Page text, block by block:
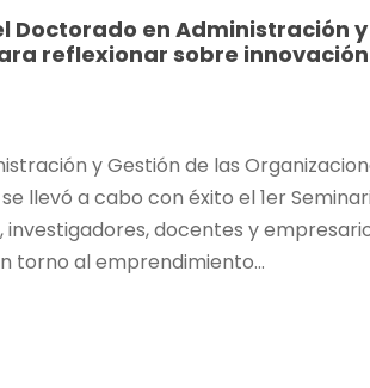
Doctorado en Administración
reflexionar sobre
y Gestión de las
se llevó a cabo con éxito el 1er
docentes y
torno al emprendimiento...